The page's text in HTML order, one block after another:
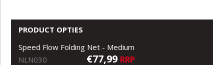
PRODUCT OPTIES
Speed Flow Folding Net - Medium
NLN030
€77,99 RRP